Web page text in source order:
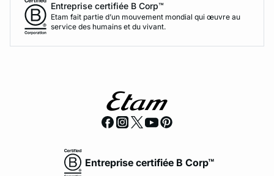
Entreprise certifiée B Corp™
Etam fait partie d’un mouvement mondial qui œuvre au
service des humains et du vivant.
Entreprise certifiée B Corp™